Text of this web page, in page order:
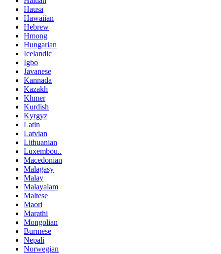
Hausa
Hawaiian
Hebrew
Hmong
Hungarian
Icelandic
Igbo
Javanese
Kannada
Kazakh
Khmer
Kurdish
Kyrgyz
Latin
Latvian
Lithuanian
Luxembou..
Macedonian
Malagasy
Malay
Malayalam
Maltese
Maori
Marathi
Mongolian
Burmese
Nepali
Norwegian